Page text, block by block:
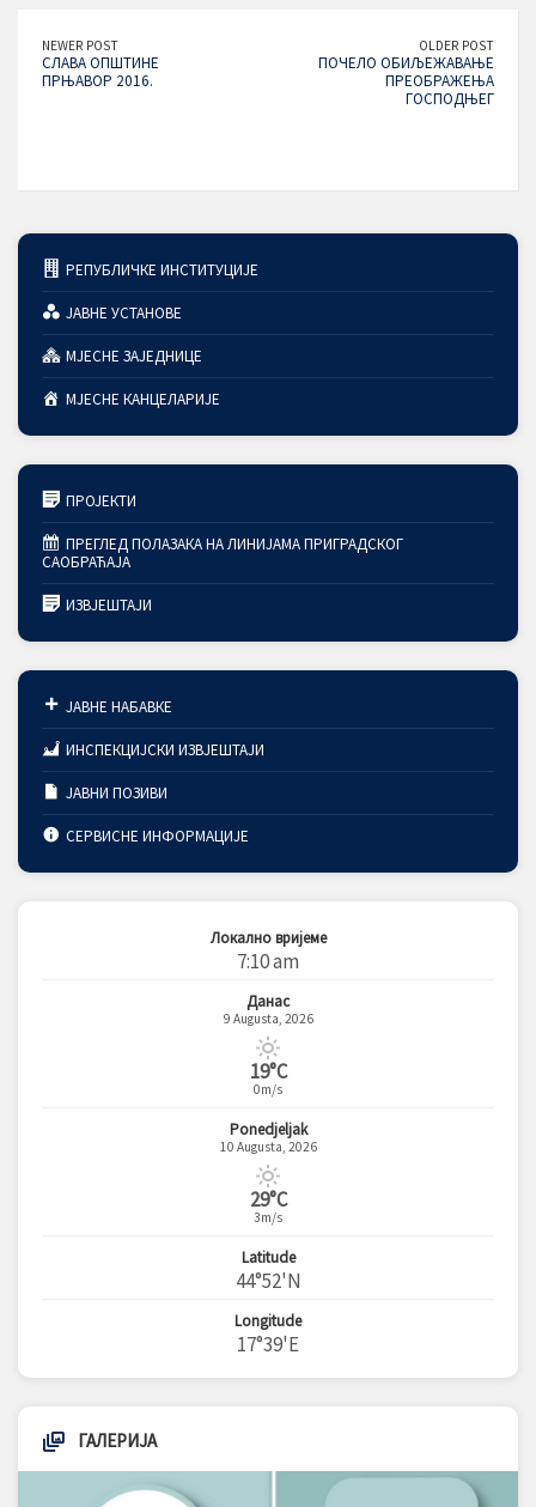
NEWER POST
СЛАВА ОПШТИНЕ
ПРЊАВОР 2016.
OLDER POST
ПОЧЕЛО ОБИЉЕЖАВАЊЕ
ПРЕОБРАЖЕЊА
ГОСПОДЊЕГ
РЕПУБЛИЧКЕ ИНСТИТУЦИЈЕ
ЈАВНЕ УСТАНОВЕ
МЈЕСНЕ ЗАЈЕДНИЦЕ
МЈЕСНЕ КАНЦЕЛАРИЈЕ
ПРОЈЕКТИ
ПРЕГЛЕД ПОЛАЗАКА НА ЛИНИЈАМА ПРИГРАДСКОГ
САОБРАЋАЈА
ИЗВЈЕШТАЈИ
ЈАВНЕ НАБАВКЕ
ИНСПЕКЦИЈСКИ ИЗВЈЕШТАЈИ
ЈАВНИ ПОЗИВИ
СЕРВИСНЕ ИНФОРМАЦИЈЕ
Локално вријеме
7:10 am
Данас
9 Augusta, 2026
19°C
0m/s
Ponedjeljak
10 Augusta, 2026
29°C
3m/s
Latitude
44°52'N
Longitude
17°39'E
ГАЛЕРИЈА